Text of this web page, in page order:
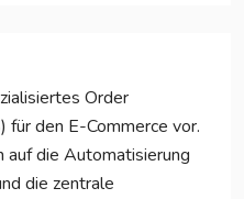
Order
den E-Commerce vor.
die Automatisierung
die zentrale